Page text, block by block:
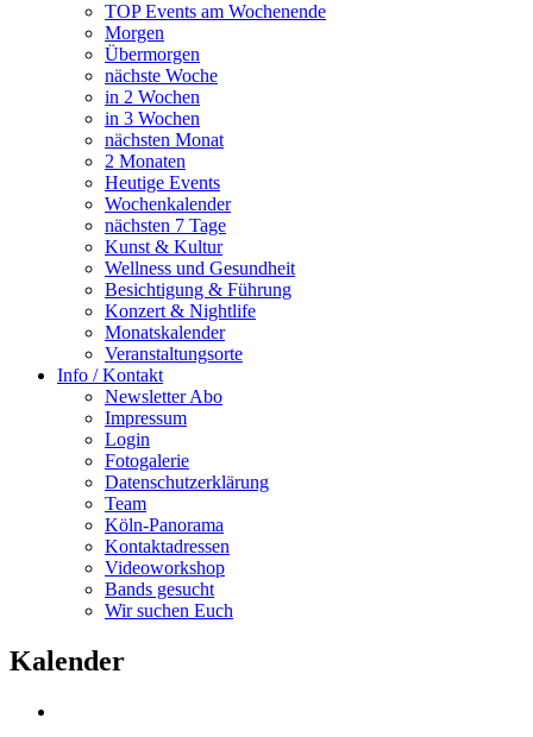
TOP Events am Wochenende
Morgen
Übermorgen
nächste Woche
in 2 Wochen
in 3 Wochen
nächsten Monat
2 Monaten
Heutige Events
Wochenkalender
nächsten 7 Tage
Kunst & Kultur
Wellness und Gesundheit
Besichtigung & Führung
Konzert & Nightlife
Monatskalender
Veranstaltungsorte
Info / Kontakt
Newsletter Abo
Impressum
Login
Fotogalerie
Datenschutzerklärung
Team
Köln-Panorama
Kontaktadressen
Videoworkshop
Bands gesucht
Wir suchen Euch
Kalender